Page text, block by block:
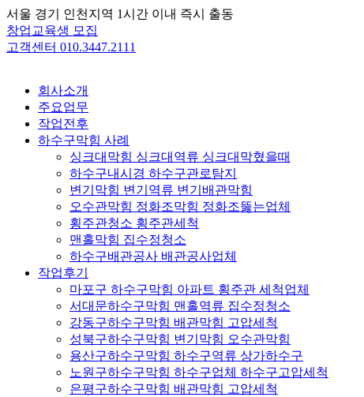
Skip
to
content
서울 경기 인천지역 1시간 이내 즉시 출동
창업교육생 모집
고객센터 010.3447.2111
회사소개
주요업무
작업전후
하수구막힘 사례
싱크대막힘 싱크대역류 싱크대막혔을때
하수구내시경 하수구관로탐지
변기막힘 변기역류 변기배관막힘
오수관막힘 정화조막힘 정화조뚫는업체
횡주관청소 횡주관세척
맨홀막힘 집수정청소
하수구배관공사 배관공사업체
작업후기
마포구 하수구막힘 아파트 횡주관 세척업체
서대문하수구막힘 맨홀역류 집수정청소
강동구하수구막힘 배관막힘 고압세척
성북구하수구막힘 변기막힘 오수관막힘
용산구하수구막힘 하수구역류 상가하수구
노원구하수구막힘 하수구업체 하수구고압세척
은평구하수구막힘 배관막힘 고압세척